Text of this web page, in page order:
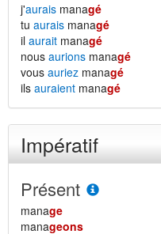
j'aurais managé
tu aurais managé
il aurait managé
nous aurions managé
vous auriez managé
ils auraient managé
Impératif
Présent
manage
manageons